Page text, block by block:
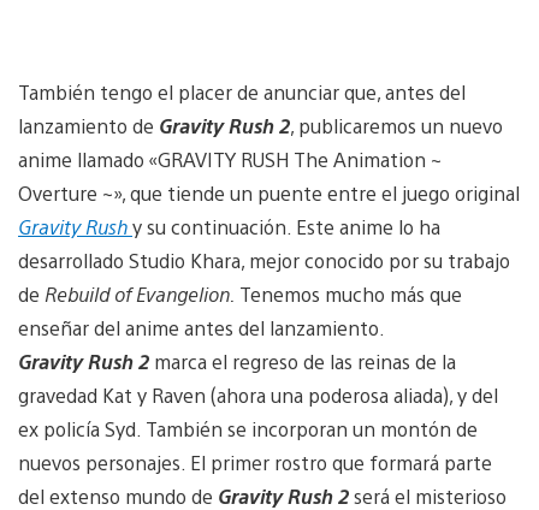
También tengo el placer de anunciar que, antes del
lanzamiento de Gravity Rush 2, publicaremos un nuevo
anime llamado «GRAVITY RUSH The Animation ~
Overture ~», que tiende un puente entre el juego original
Gravity Rushy su continuación. Este anime lo ha
desarrollado Studio Khara, mejor conocido por su trabajo
de Rebuild of Evangelion. Tenemos mucho más que
enseñar del anime antes del lanzamiento.
Gravity Rush 2 marca el regreso de las reinas de la
gravedad Kat y Raven (ahora una poderosa aliada), y del
ex policía Syd. También se incorporan un montón de
nuevos personajes. El primer rostro que formará parte
del extenso mundo de Gravity Rush 2será el misterioso